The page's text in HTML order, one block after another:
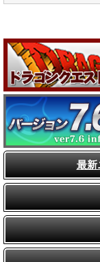
最新